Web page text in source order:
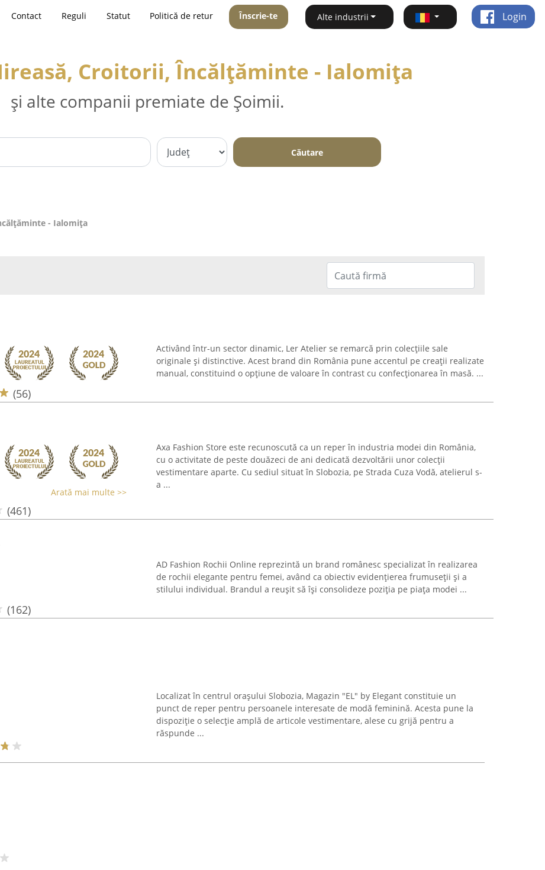
Contact Reguli Statut Politică de retur Înscrie-te Alte industrii Login
Croitorii, Încălțăminte - Ialomiţa
și alte companii premiate de Șoimii.
Căutare
- Ialomiţa
(56)
Activând într-un sector dinamic, Ler Atelier se remarcă prin colecțiile sale
originale și distinctive. Acest brand din România pune accentul pe creații realizate
manual, constituind o opțiune de valoare în contrast cu confecționarea în masă. ...
Arată mai multe >>
(461)
Axa Fashion Store este recunoscută ca un reper în industria modei din România,
cu o activitate de peste douăzeci de ani dedicată dezvoltării unor colecții
vestimentare aparte. Cu sediul situat în Slobozia, pe Strada Cuza Vodă, atelierul s-
a ...
(162)
AD Fashion Rochii Online reprezintă un brand românesc specializat în realizarea
de rochii elegante pentru femei, având ca obiectiv evidențierea frumuseții și a
stilului individual. Brandul a reușit să își consolideze poziția pe piața modei ...
Localizat în centrul orașului Slobozia, Magazin "EL" by Elegant constituie un
punct de reper pentru persoanele interesate de modă feminină. Acesta pune la
dispoziție o selecție amplă de articole vestimentare, alese cu grijă pentru a
răspunde ...